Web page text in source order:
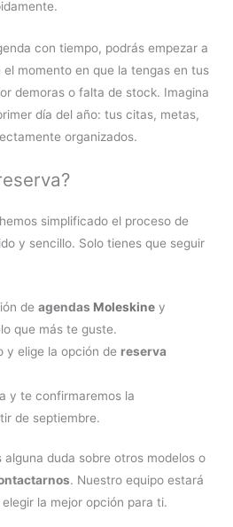
con tiempo, podrás empezar a
el momento en que la tengas en tus
demoras o falta de stock. Imagina
día del año: tus citas, metas,
organizados.
simplificado el proceso de
y sencillo. Solo tienes que seguir
deagendas Moleskine y
que más te guste.
y elige la opción de reserva
y te confirmaremos la
de septiembre.
alguna duda sobre otros modelos o
. Nuestro equipo estará
la mejor opción para ti.